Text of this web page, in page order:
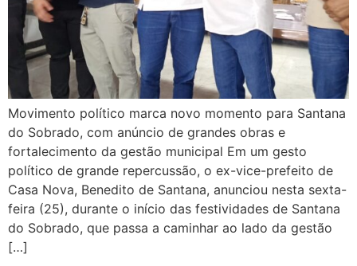
Movimento político marca novo momento para Santana
do Sobrado, com anúncio de grandes obras e
fortalecimento da gestão municipal Em um gesto
político de grande repercussão, o ex-vice-prefeito de
Casa Nova, Benedito de Santana, anunciou nesta sexta-
feira (25), durante o início das festividades de Santana
do Sobrado, que passa a caminhar ao lado da gestão
[…]